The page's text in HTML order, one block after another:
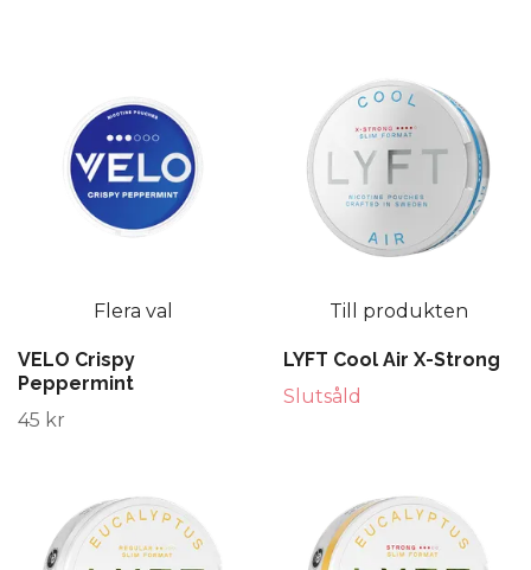
Flera val
VELO Crispy
Peppermint
45 kr
Till produkten
LYFT Cool Air X-Strong
Slutsåld